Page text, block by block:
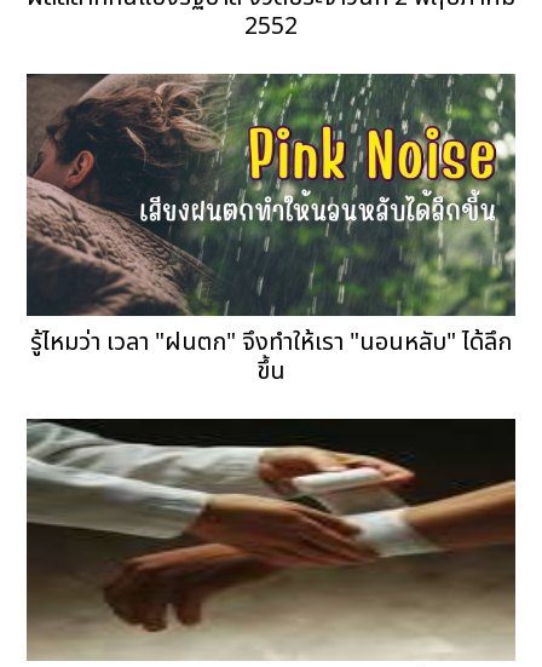
2552
รู้ไหมว่า เวลา "ฝนตก" จึงทำให้เรา "นอนหลับ" ได้ลึก
ขึ้น